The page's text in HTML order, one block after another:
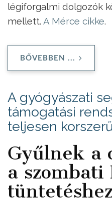
légiforgalmi dolgozók
mellett. A Mérce cikke.
BŐVEBBEN ...
A gyógyászati
támogatási
teljesen
Gyűlnek a
a
tüntetéshez